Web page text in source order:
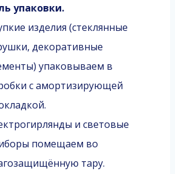
упаковки.
изделия (стеклянные
декоративные
упаковываем в
с амортизирующей
и световые
помещаем во
тару.